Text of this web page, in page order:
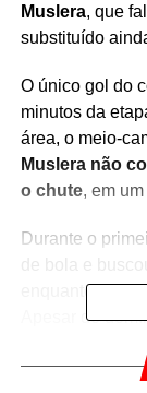
Muslera, que
substituído
O único gol do
minutos da
área, o meio-
Muslera não
o chute, em
Durante o
enquanto o
Apesar do
uruguaio